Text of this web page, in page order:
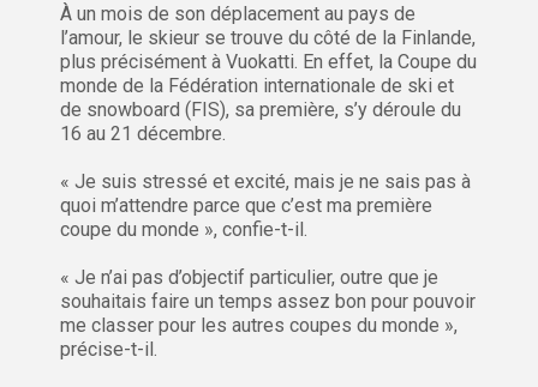
À un mois de son déplacement au pays de
l’amour, le skieur se trouve du côté de la Finlande,
plus précisément à Vuokatti. En effet, la Coupe du
monde de la Fédération internationale de ski et
de snowboard (FIS), sa première, s’y déroule du
16 au 21 décembre.
« Je suis stressé et excité, mais je ne sais pas à
quoi m’attendre parce que c’est ma première
coupe du monde », confie-t-il.
« Je n’ai pas d’objectif particulier, outre que je
souhaitais faire un temps assez bon pour pouvoir
me classer pour les autres coupes du monde »,
précise-t-il.